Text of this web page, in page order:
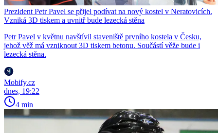
Prezident Petr Pavel se přijel podívat na nový kostel v Neratovicích.
Vzniká 3D tiskem a uvnitř bude lezecká stěna
Petr Pavel v květnu navštívil staveniště prvního kostela v Česku,
jehož věž má vzniknout 3D tiskem betonu. Součástí věže bude i
lezecká stěna.
Mobify.cz
dnes, 19:22
4 min